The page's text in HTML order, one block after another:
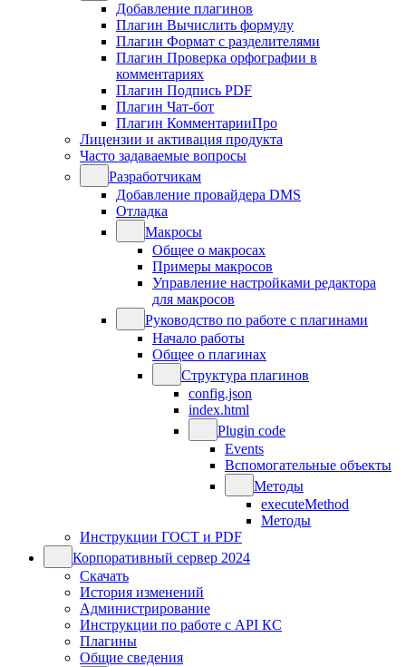
Добавление плагинов
Плагин Вычислить формулу
Плагин Формат с разделителями
Плагин Проверка орфографии в
комментариях
Плагин Подпись PDF
Плагин Чат-бот
Плагин КомментарииПро
Лицензии и активация продукта
Часто задаваемые вопросы
Разработчикам
Добавление провайдера DMS
Отладка
Макросы
Общее о макросах
Примеры макросов
Управление настройками редактора
для макросов
Руководство по работе с плагинами
Начало работы
Общее о плагинах
Структура плагинов
config.json
index.html
Plugin code
Events
Вспомогательные объекты
Методы
executeMethod
Методы
Инструкции ГОСТ и PDF
Корпоративный сервер 2024
Скачать
История изменений
Администрирование
Инструкции по работе с API КС
Плагины
Общие сведения